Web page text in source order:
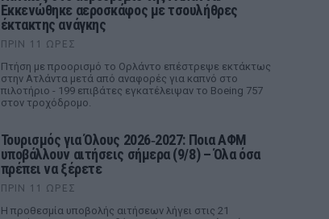
Εκκενώθηκε αεροσκάφος με τσουλήθρες
έκτακτης ανάγκης
ΠΡΙΝ 11 ΏΡΕΣ
Πτήση με προορισμό το Ορλάντο επέστρεψε εκτάκτως
στην Ατλάντα μετά από αναφορές για καπνό στο
πιλοτήριο - 199 επιβάτες εγκατέλειψαν το Boeing 757
στον τροχόδρομο.
Τουρισμός για Όλους 2026‑2027: Ποια ΑΦΜ
υποβάλλουν αιτήσεις σήμερα (9/8) – Όλα όσα
πρέπει να ξέρετε
ΠΡΙΝ 11 ΏΡΕΣ
Η προθεσμία υποβολής αιτήσεων λήγει στις 21